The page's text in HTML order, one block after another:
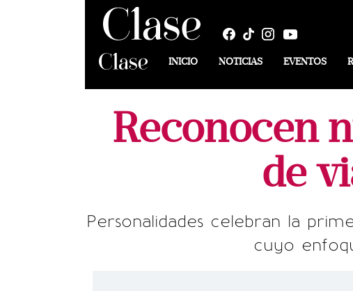
INICIO NOTICIAS EVENTOS
Reconocen
de
Personalidades celebran la
cuyo